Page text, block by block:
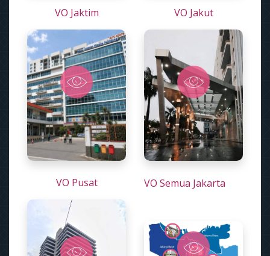
VO Jaktim VO Jakut
VO Pusat VO Semua Jakarta